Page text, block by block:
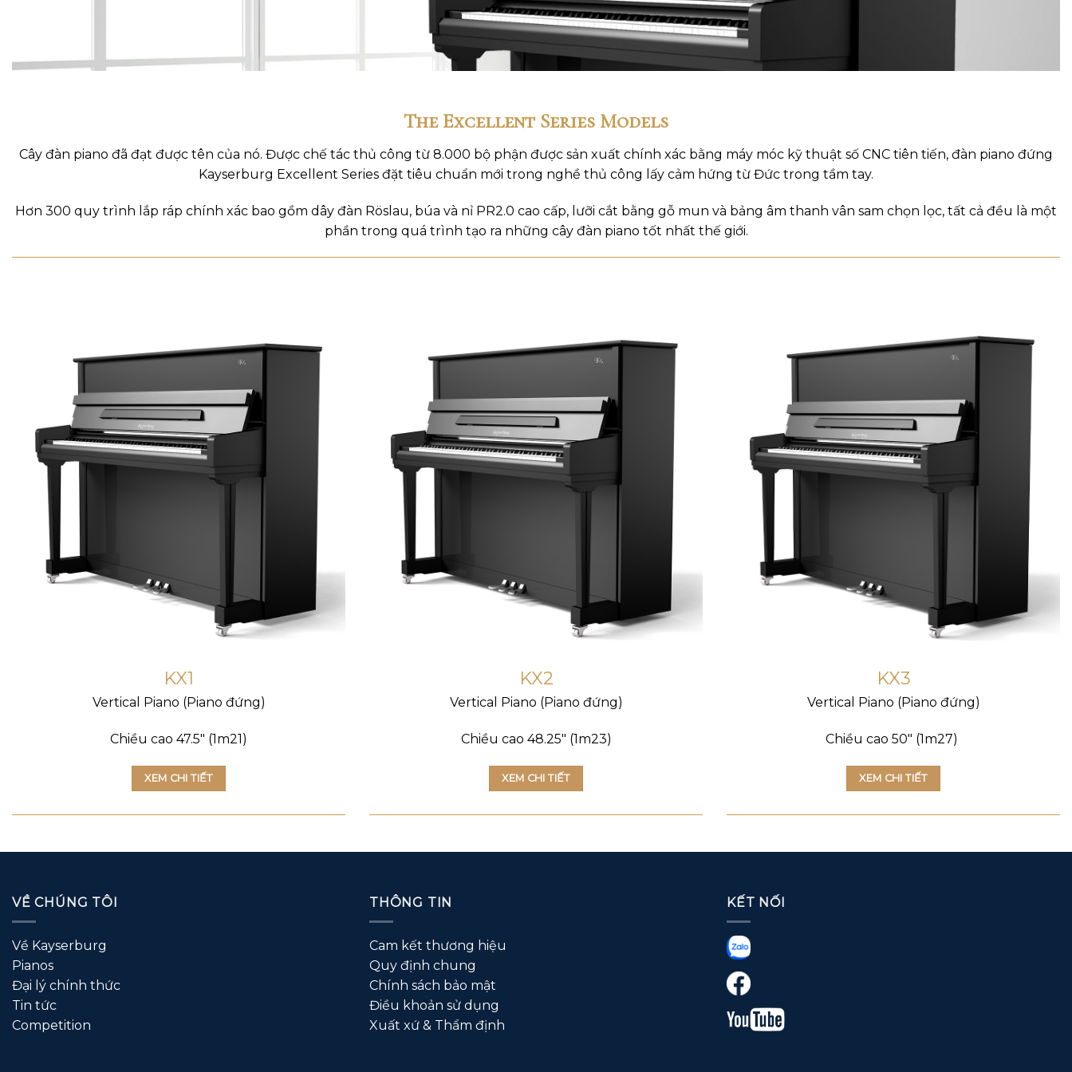
The Excellent Series Models
Cây đàn piano đã đạt được tên của nó. Được chế tác thủ công từ 8.000 bộ phận được sản xuất chính xác bằng máy móc kỹ thuật số CNC tiên tiến, đàn piano đứng
Kayserburg Excellent Series đặt tiêu chuẩn mới trong nghề thủ công lấy cảm hứng từ Đức trong tầm tay.
Hơn 300 quy trình lắp ráp chính xác bao gồm dây đàn Röslau, búa và nỉ PR2.0 cao cấp, lưỡi cắt bằng gỗ mun và bảng âm thanh vân sam chọn lọc, tất cả đều là một
phần trong quá trình tạo ra những cây đàn piano tốt nhất thế giới.
KX1
Vertical Piano (Piano đứng)
Chiều cao 47.5″ (1m21)
XEM CHI TIẾT
KX2
Vertical Piano (Piano đứng)
Chiều cao 48.25″ (1m23)
XEM CHI TIẾT
KX3
Vertical Piano (Piano đứng)
Chiều cao 50″ (1m27)
XEM CHI TIẾT
VỀ CHÚNG TÔI
Về Kayserburg
Pianos
Đại lý chính thức
Tin tức
Competition
THÔNG TIN
Cam kết thương hiệu
Quy định chung
Chính sách bảo mật
Điều khoản sử dụng
Xuất xứ & Thẩm định
KẾT NỐI